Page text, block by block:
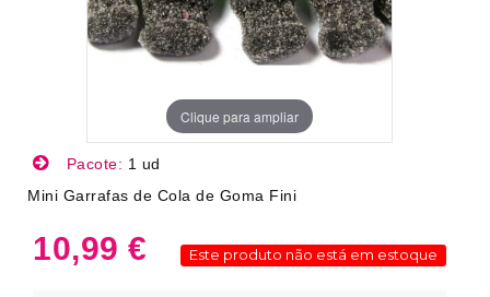
Clique para ampliar
Pacote: 1 ud
Mini Garrafas de Cola de Goma Fini
10,99 € Este produto não está em estoque